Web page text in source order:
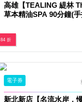
高雄【TEALING 緹林
草本精油SPA 90分鐘(
84 折
電子券
新北新店【名流水岸．